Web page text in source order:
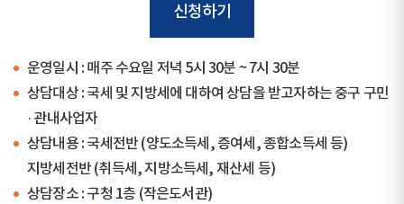
신청하기
운영일시 : 매주 수요일 저녁 5시 30분 ~ 7시 30분
상담대상 : 국세 및 지방세에 대하여 상담을 받고자하는 중구 구민
· 관내사업자
상담내용 : 국세전반 (양도소득세, 증여세, 종합소득세 등)
지방세전반 (취득세, 지방소득세, 재산세 등)
상담장소 : 구청 1층 (작은도서관)